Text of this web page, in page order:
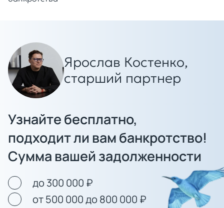
Ярослав Костенко,
старший партнер
Узнайте бесплатно,
подходит ли вам банкротство!
Сумма вашей задолженности
до 300 000 ₽
от 500 000 до 800 000 ₽